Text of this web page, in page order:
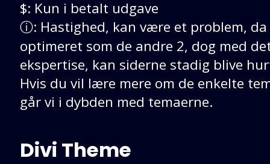
$: Kun i betalt udgave
ⓘ: Hastighed, kan være et problem, da
optimeret som de andre 2, dog med
ekspertise, kan siderne stadig blive
Hvis du vil lære mere om de enkelte
går vi i dybden med temaerne.
Divi Theme